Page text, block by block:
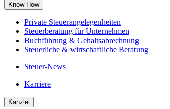
Know-How
Private Steuerangelegenheiten
Steuerberatung für Unternehmen
Buchführung & Gehaltsabrechnung
Steuerliche & wirtschaftliche Beratung
Steuer-News
Karriere
Kanzlei